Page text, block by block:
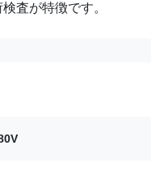
査が特徴です。